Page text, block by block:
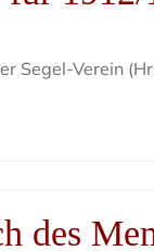
Segel-Verein
des